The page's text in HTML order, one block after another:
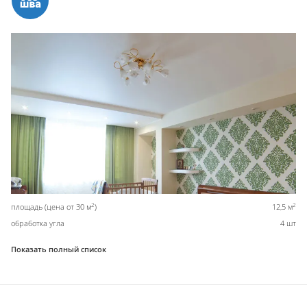
площадь (цена от 30 м2) 12,5 м2
обработка угла 4 шт
Показать полный список